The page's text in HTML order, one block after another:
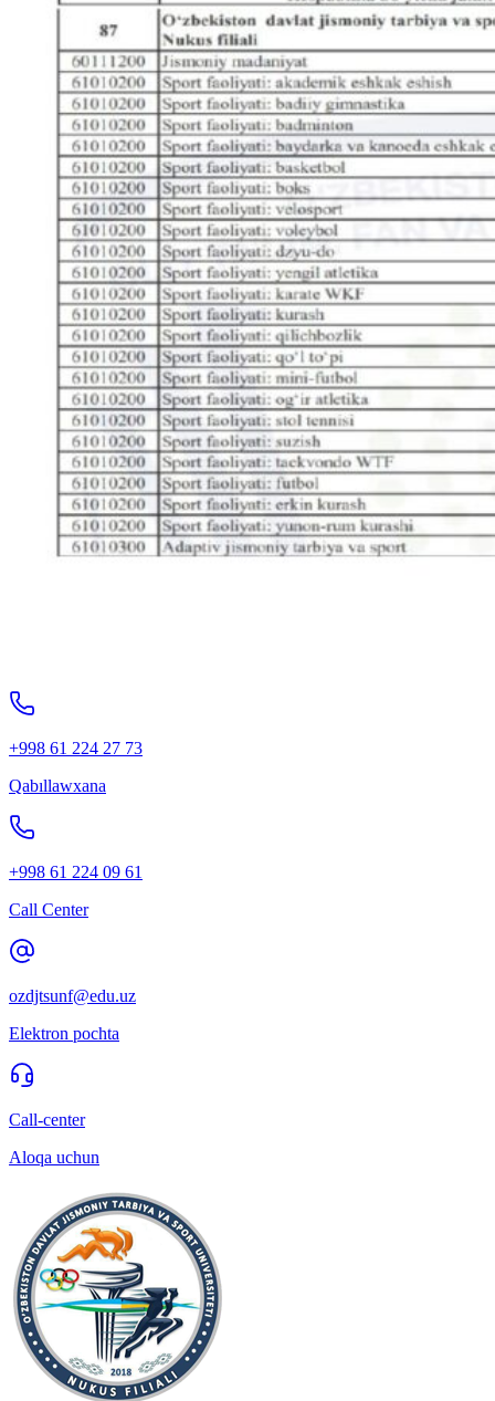
+998 61 224 27 73
Qabıllawxana
+998 61 224 09 61
Call Center
ozdjtsunf@edu.uz
Elektron pochta
Call-center
Aloqa uchun